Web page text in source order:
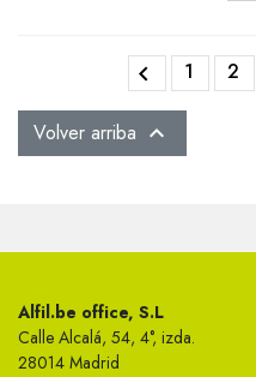
 1 2
Volver arriba 
Alfil.be office, S.L
Calle Alcalá, 54, 4°, izda.
28014 Madrid